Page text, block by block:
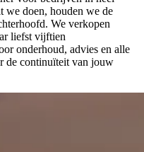
we doen, houden we de
We verkopen
liefst vijftien
onderhoud, advies en alle
de continuïteit van jouw